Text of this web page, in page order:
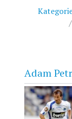
Adam